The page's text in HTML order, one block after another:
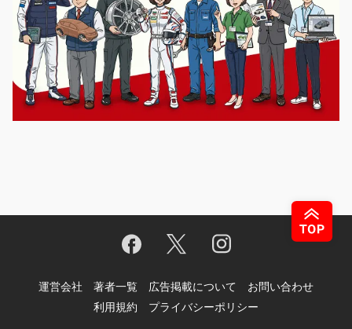
運営会社 著者一覧 広告掲載について
お問い合わせ
利用規約
プライバシーポリシー